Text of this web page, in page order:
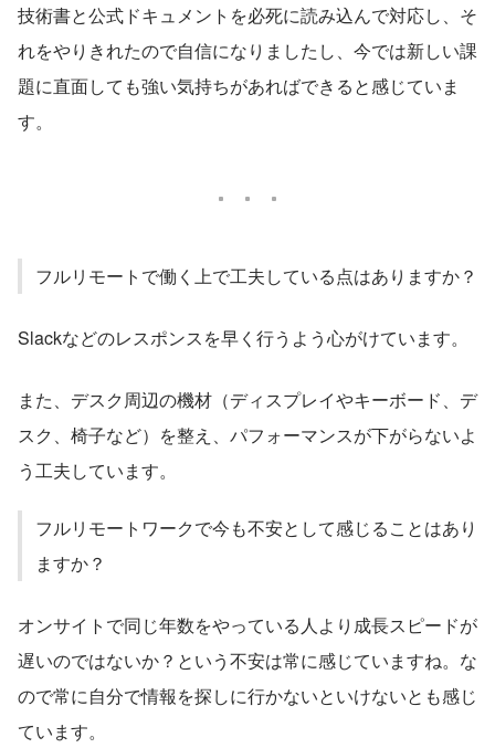
技術書と公式ドキュメントを必死に読み込んで対応し、そ
れをやりきれたので自信になりましたし、今では新しい課
題に直面しても強い気持ちがあればできると感じていま
す。
フルリモートで働く上で工夫している点はありますか？
Slackなどのレスポンスを早く行うよう心がけています。
また、デスク周辺の機材（ディスプレイやキーボード、デ
スク、椅子など）を整え、パフォーマンスが下がらないよ
う工夫しています。
フルリモートワークで今も不安として感じることはあり
ますか？
オンサイトで同じ年数をやっている人より成長スピードが
遅いのではないか？という不安は常に感じていますね。な
ので常に自分で情報を探しに行かないといけないとも感じ
ています。